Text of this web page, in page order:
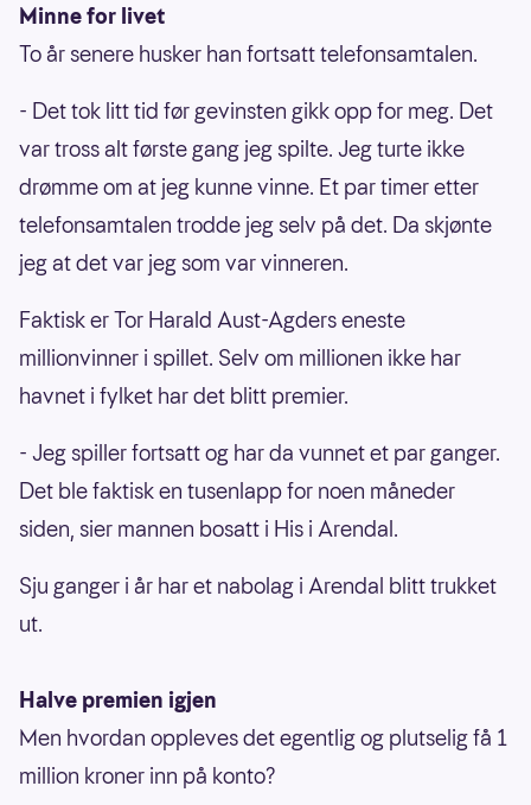
Minne for livet
To år senere husker han fortsatt telefonsamtalen.
- Det tok litt tid før gevinsten gikk opp for meg. Det
var tross alt første gang jeg spilte. Jeg turte ikke
drømme om at jeg kunne vinne. Et par timer etter
telefonsamtalen trodde jeg selv på det. Da skjønte
jeg at det var jeg som var vinneren.
Faktisk er Tor Harald Aust-Agders eneste
millionvinner i spillet. Selv om millionen ikke har
havnet i fylket har det blitt premier.
- Jeg spiller fortsatt og har da vunnet et par ganger.
Det ble faktisk en tusenlapp for noen måneder
siden, sier mannen bosatt i His i Arendal.
Sju ganger i år har et nabolag i Arendal blitt trukket
ut.
Halve premien igjen
Men hvordan oppleves det egentlig og plutselig få 1
million kroner inn på konto?